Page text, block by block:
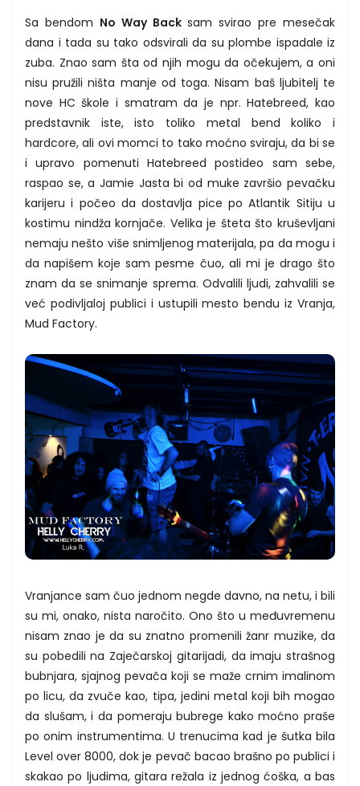
Sa bendom No Way Backsam svirao pre mesečak
dana i tada su tako odsvirali da su plombe ispadale iz
zuba. Znao sam šta od njih mogu da očekujem, a oni
nisu pružili ništa manje od toga. Nisam baš ljubitelj te
nove HC škole i smatram da je npr. Hatebreed, kao
predstavnik iste, isto toliko metal bend koliko i
hardcore, ali ovi momci to tako moćno sviraju, da bi se
i upravo pomenuti Hatebreed postideo sam sebe,
raspao se, a Jamie Jasta bi od muke završio pevačku
karijeru i počeo da dostavlja pice po Atlantik Sitiju u
kostimu nindža kornjače. Velika je šteta što kruševljani
nemaju nešto više snimljenog materijala, pa da mogu i
da napišem koje sam pesme čuo, ali mi je drago što
znam da se snimanje sprema. Odvalili ljudi, zahvalili se
već podivljaloj publici i ustupili mesto bendu iz Vranja,
Mud Factory.
Vranjance sam čuo jednom negde davno, na netu, i bili
su mi, onako, nista naročito. Ono što u međuvremenu
nisam znao je da su znatno promenili žanr muzike, da
su pobedili na Zaječarskoj gitarijadi, da imaju strašnog
bubnjara, sjajnog pevača koji se maže crnim imalinom
po licu, da zvuče kao, tipa, jedini metal koji bih mogao
da slušam, i da pomeraju bubrege kako moćno praše
po onim instrumentima. U trenucima kad je šutka bila
Level over 8000, dok je pevač bacao brašno po publici i
skakao po ljudima, gitara režala iz jednog ćoška, a bas